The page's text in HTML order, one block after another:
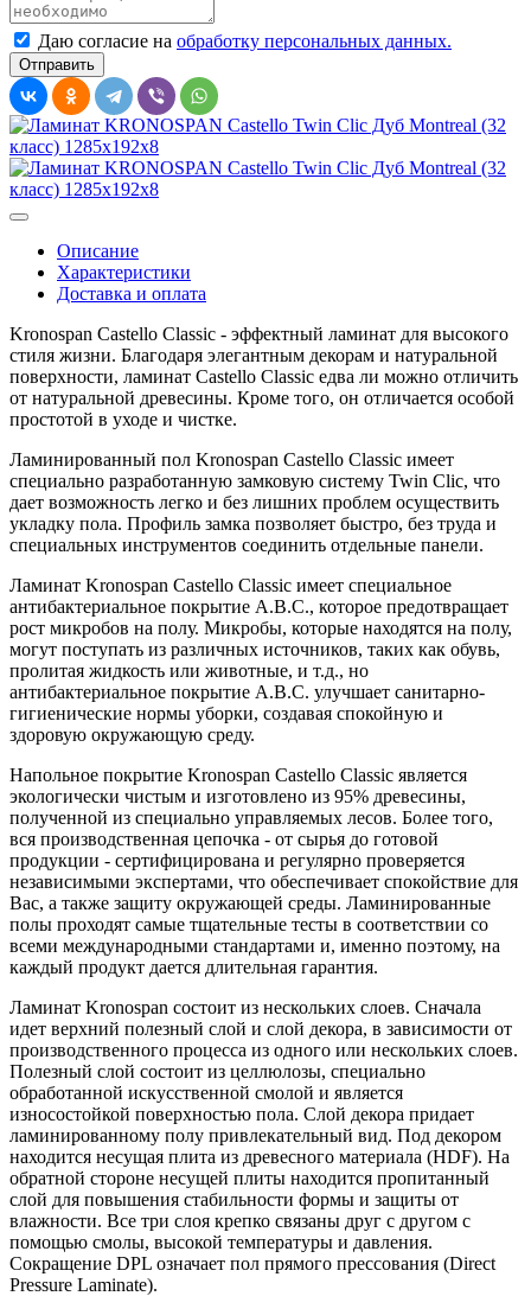
Даю согласие на обработку персональных данных.
Описание
Характеристики
Доставка и оплата
Kronospan Castello Classic - эффектный ламинат для высокого
стиля жизни. Благодаря элегантным декорам и натуральной
поверхности, ламинат Castello Classic едва ли можно отличить
от натуральной древесины. Кроме того, он отличается особой
простотой в уходе и чистке.
Ламинированный пол Kronospan Castello Classic имеет
специально разработанную замковую систему Twin Clic, что
дает возможность легко и без лишних проблем осуществить
укладку пола. Профиль замка позволяет быстро, без труда и
специальных инструментов соединить отдельные панели.
Ламинат Kronospan Castello Classic имеет специальное
антибактериальное покрытие А.В.С., которое предотвращает
рост микробов на полу. Микробы, которые находятся на полу,
могут поступать из различных источников, таких как обувь,
пролитая жидкость или животные, и т.д., но
антибактериальное покрытие A.B.C. улучшает санитарно-
гигиенические нормы уборки, создавая спокойную и
здоровую окружающую среду.
Напольное покрытие Kronospan Castello Classic является
экологически чистым и изготовлено из 95% древесины,
полученной из специально управляемых лесов. Более того,
вся производственная цепочка - от сырья до готовой
продукции - сертифицирована и регулярно проверяется
независимыми экспертами, что обеспечивает спокойствие для
Вас, а также защиту окружающей среды. Ламинированные
полы проходят самые тщательные тесты в соответствии со
всеми международными стандартами и, именно поэтому, на
каждый продукт дается длительная гарантия.
Ламинат Kronospan состоит из нескольких слоев. Сначала
идет верхний полезный слой и слой декора, в зависимости от
производственного процесса из одного или нескольких слоев.
Полезный слой состоит из целлюлозы, специально
обработанной искусственной смолой и является
износостойкой поверхностью пола. Слой декора придает
ламинированному полу привлекательный вид. Под декором
находится несущая плита из древесного материала (HDF). На
обратной стороне несущей плиты находится пропитанный
слой для повышения стабильности формы и защиты от
влажности. Все три слоя крепко связаны друг с другом с
помощью смолы, высокой температуры и давления.
Сокращение DPL означает пол прямого прессования (Direct
Pressure Laminate).